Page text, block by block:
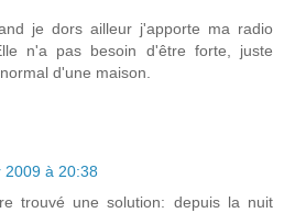
je dors ailleur j'apporte ma radio
n'a pas besoin d'être forte, juste
d'une maison.
2009 à 20:38
trouvé une solution: depuis la nuit